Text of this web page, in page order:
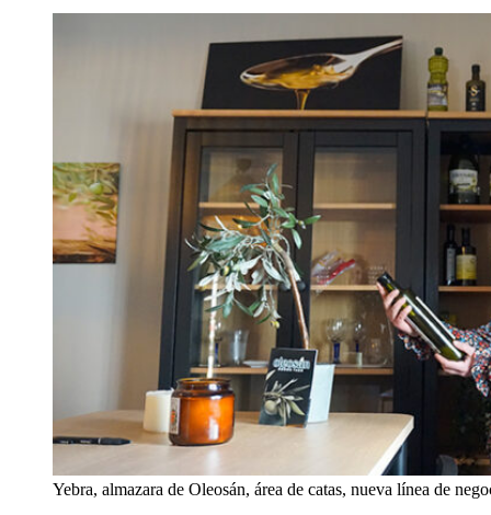
Yebra, almazara de Oleosán, área de catas, nueva línea de